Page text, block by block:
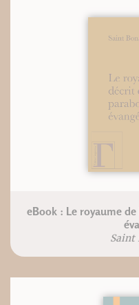
eBook : Le royaume
Saint